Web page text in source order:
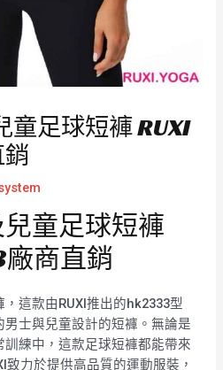
童足球短褲 RUXI
童足球短褲
商直銷
這款由RUXI推出的hk2333型
士與兒童設計的短褲。無論是
練中，這款足球短褲都能帶來
致力於提供高品質的運動服裝，